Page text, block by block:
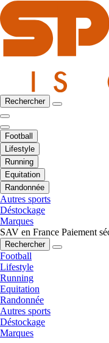
Rechercher
Football
Lifestyle
Running
Equitation
Randonnée
Autres sports
Déstockage
Marques
SAV en France Paiement
Rechercher
Football
Lifestyle
Running
Equitation
Randonnée
Autres sports
Déstockage
Marques